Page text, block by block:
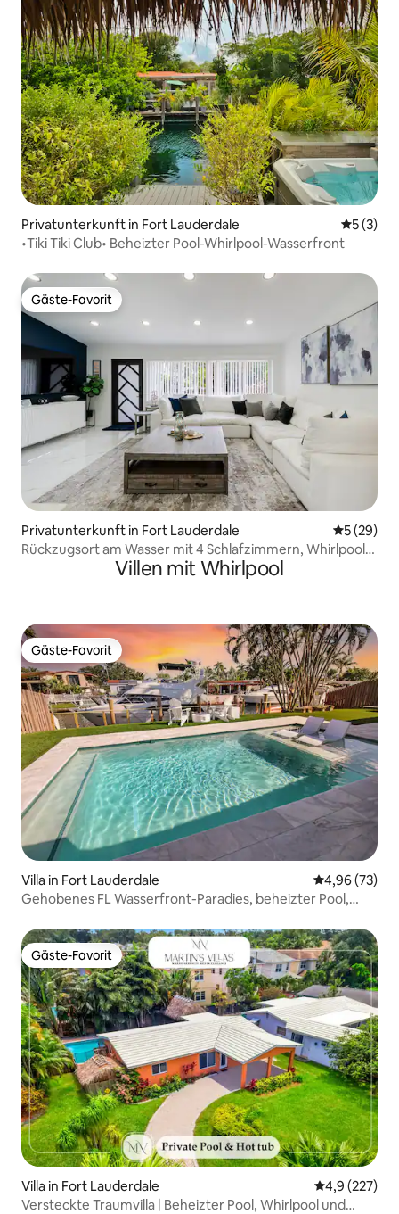
Privatunterkunft in Fort Lauderdale
5 (3)
•Tiki Tiki Club• Beheizter Pool-Whirlpool-Wasserfront
Gäste-Favorit
Gäste-Favorit
Privatunterkunft in Fort Lauderdale
5 (29)
Rückzugsort am Wasser mit 4 Schlafzimmern, Whirlpool,
Dock und AußenbarVillen mit Whirlpool
Gäste-Favorit
Gäste-Favorit
Villa in Fort Lauderdale
4,96 (73)
Gehobenes FL Wasserfront-Paradies, beheizter Pool,
Gäste-Favorit
Gäste-Favorit
Villa in Fort Lauderdale
4,9 (227)
Versteckte Traumvilla | Beheizter Pool, Whirlpool und